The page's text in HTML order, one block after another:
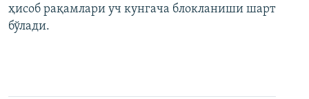
ҳисоб рақамлари уч кунгача блокланиши шарт
бўлади.